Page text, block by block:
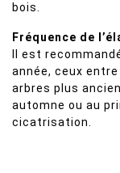
bois.
Fréquence de
Il est
année, ceux
arbres plus
automne ou au
cicatrisation.